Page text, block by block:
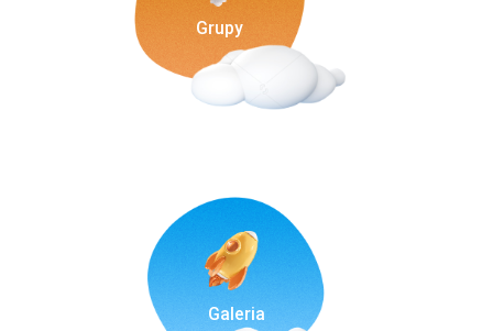
Grupy
Galeria